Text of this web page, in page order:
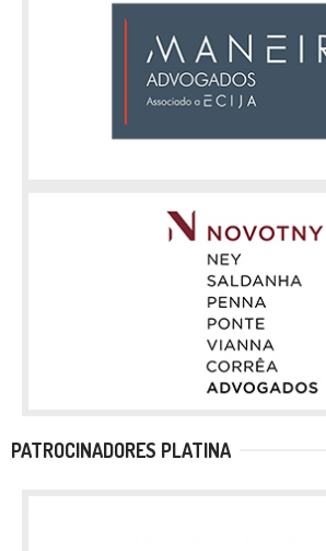
PATROCINADORES PLATINA